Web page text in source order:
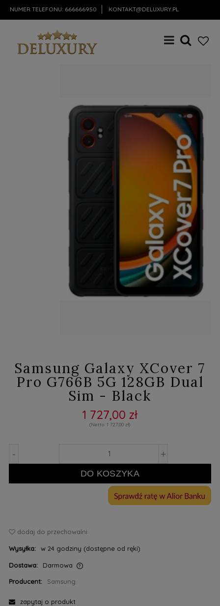
NUMER TELEFONU: 666666950 KONTAKT@DELUXURY.PL
Samsung Galaxy XCover 7
Pro G766B 5G 128GB Dual
Sim - Black
1 727,00 zł
1 727,00 zł
- +
DO KOSZYKA
dodaj do przechowalni
Wysyłka: w 24 godziny (dostępne od ręki)
Dostawa:
Darmowa
Producent:
Samsung
zapytaj o produkt